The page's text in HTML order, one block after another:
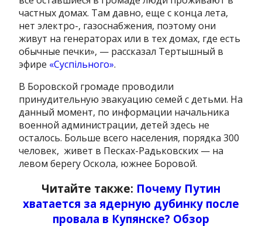
частных домах. Там давно, еще с конца лета,
нет электро-, газоснабжения, поэтому они
живут на генераторах или в тех домах, где есть
обычные печки», — рассказал Тертышный в
эфире «Суспільного».
В Боровской громаде проводили
принудительную эвакуацию семей с детьми. На
данный момент, по информации начальника
военной администрации, детей здесь не
осталось. Больше всего населения, порядка 300
человек, живет в Песках-Радьковских — на
левом берегу Оскола, южнее Боровой.
Читайте также: Почему Путин
хватается за ядерную дубинку после
провала в Купянске? Обзор